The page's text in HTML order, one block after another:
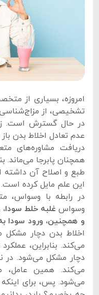
امروزه، بسیاری از
تشخیصی، از
در حال گسترش است.
عدم تعادل اخلاط بدن
دریافت مشاوره‌های
همچنان پابرجا می‌ماند.
طبع و اصلاح آن داشته
این علم مایل کرده است.
در رابطه با وسواس،
وسواس غلبه خلط
و همچنین، ورود سودا
اخلاط بدن دچار
می‌کند. بنابراین،
دچار مشکل می‌شود. در
می‌کند. همین
می‌شود. پس، برای